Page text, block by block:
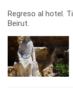
Regreso al hotel.
Beirut.